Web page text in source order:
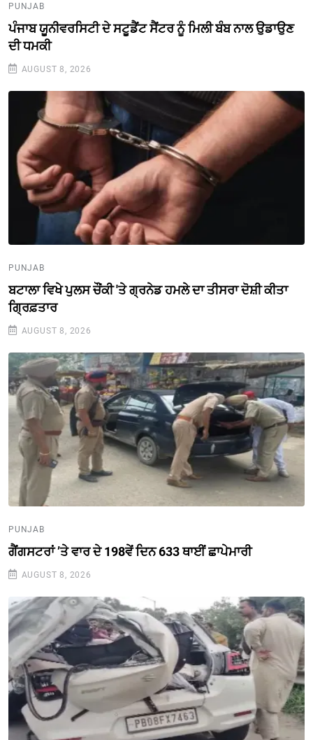
PUNJAB
ਪੰਜਾਬ ਯੂਨੀਵਰਸਿਟੀ ਦੇ ਸਟੂਡੈਂਟ ਸੈਂਟਰ ਨੂੰ ਮਿਲੀ ਬੰਬ ਨਾਲ ਉਡਾਉਣ
ਦੀ ਧਮਕੀ
AUGUST 8, 2026
PUNJAB
ਬਟਾਲਾ ਵਿਖੇ ਪੁਲਸ ਚੌਂਕੀ 'ਤੇ ਗ੍ਰਨੇਡ ਹਮਲੇ ਦਾ ਤੀਸਰਾ ਦੋਸ਼ੀ ਕੀਤਾ
ਗ੍ਰਿਫ਼ਤਾਰ
AUGUST 8, 2026
PUNJAB
ਗੈਂਗਸਟਰਾਂ ’ਤੇ ਵਾਰ ਦੇ 198ਵੇਂ ਦਿਨ 633 ਥਾਈਂ ਛਾਪੇਮਾਰੀ
AUGUST 8, 2026